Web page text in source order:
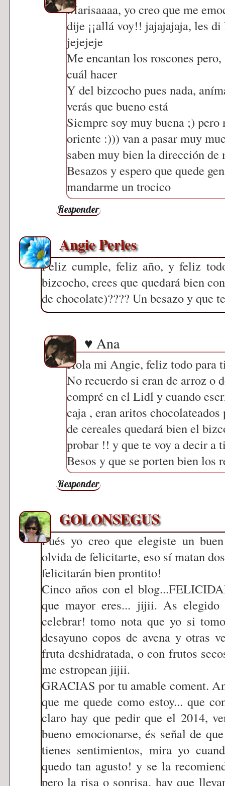
Marisaaaa, yo creo que me
dije ¡¡allá voy!! jajajajaja, les
jejejeje
Me encantan los roscones
cuál hacer
Y del bizcocho pues nada,
verás que bueno está
Siempre soy muy buena ;) pero
oriente :))) van a pasar muy
saben muy bien la dirección de
Besazos y espero que quede
mandarme un trocico
Responder
Angie Perles
Feliz cumple, feliz año, y feliz
bizcocho, crees que quedará bien
de chocolate)???? Un besazo y que
♥ Ana
Hola mi Angie, feliz todo para
No recuerdo si eran de arroz o
compré en el Lidl y cuando
caja , eran aritos
de cereales quedará bien el
probar !! y que te voy a decir a
Besos y que se porten bien los
Responder
GOLONSEGUS
Pués yo creo que elegiste un
olvida de felicitarte, eso sí matan
felicitarán bien prontito!
Cinco años con el
que mayor eres... jijii. As
celebrar! tomo nota que yo si
desayuno copos de avena y otras
fruta deshidratada, o con frutos
me estropean jijii.
GRACIAS por tu amable coment.
que me quede como estoy... que
claro hay que pedir que el 2014,
bueno emocionarse, és señal de
tienes sentimientos, mira yo
quedo tan agusto! y se la
pero la risa o sonrisa, hay que